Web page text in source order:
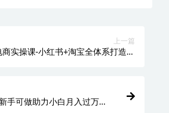
上一篇
实操课·小红书+淘宝全体系打造课
手可做助力小白月入过万